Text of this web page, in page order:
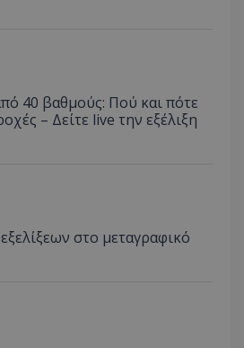
40 βαθμούς: Πού και πότε
– Δείτε live την εξέλιξη
στο μεταγραφικό